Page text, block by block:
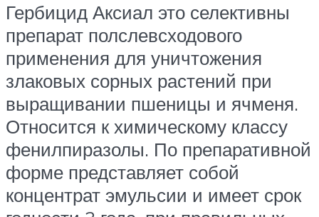
Гербицид Аксиал это селективны
препарат полслевсходового
применения для уничтожения
злаковых сорных растений при
выращивании пшеницы и ячменя.
Относится к химическому классу
фенилпиразолы. По препаративной
форме представляет собой
концентрат эмульсии и имеет срок